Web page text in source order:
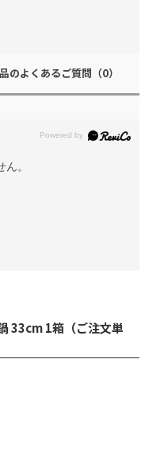
のよくあるご質問 （0）
。
33cm 1箱（ご注文単